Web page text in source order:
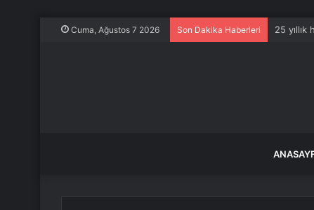
Cuma, Ağustos 7 2026 Son Dakika Haberleri 25